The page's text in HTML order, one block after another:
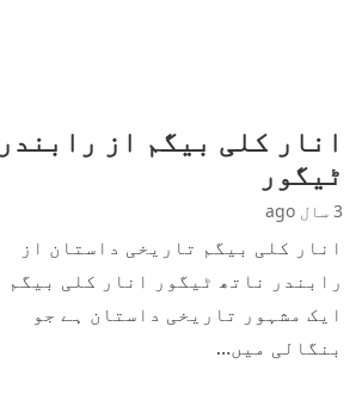
انار کلی بیگم از
ٹیگور
3 سال ago
انار کلی بیگم تاریخی داستان از
رابندر ناتھ ٹیگور انار کلی بیگم
ایک مشہور تاریخی داستان ہے جو
بنگالی میں…